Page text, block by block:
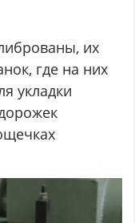
их
где на них
укладки